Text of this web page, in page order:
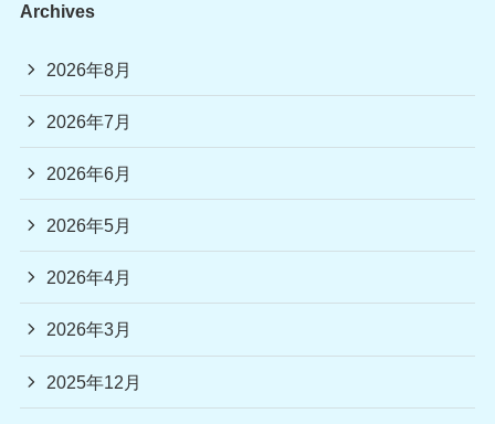
Archives
2026年8月
2026年7月
2026年6月
2026年5月
2026年4月
2026年3月
2025年12月